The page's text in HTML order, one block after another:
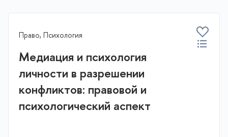
Право, Психология
Медиация и психология
личности в разрешении
конфликтов: правовой и
психологический аспект